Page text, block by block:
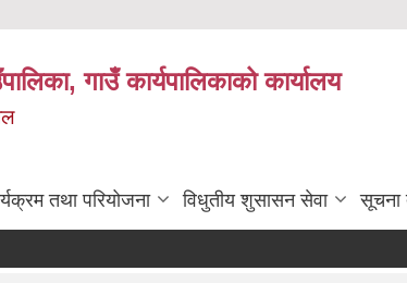
गाउँ कार्यपालिकाको कार्यालय
तथा परियोजना विधुतीय शुसासन सेवा सूचना